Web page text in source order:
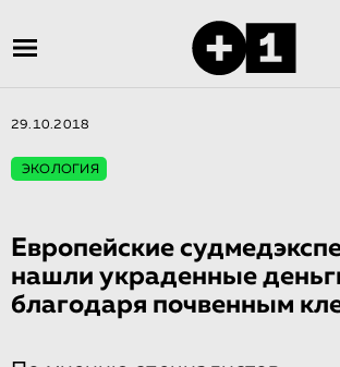
29.10.2018
ЭКОЛОГИЯ
Европейские
нашли украденные
благодаря почвенным